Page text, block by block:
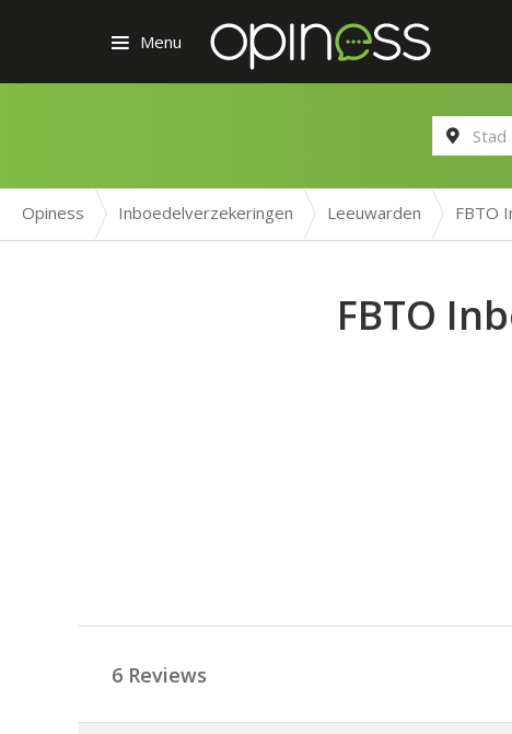
Menu
Opiness Inboedelverzekeringen Leeuwarden FBTO
FBTO
6 Reviews